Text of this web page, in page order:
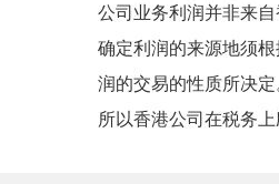
公司业务利润并非来
确定利润的来源地须
润的交易的性质所决定
所以香港公司在税务